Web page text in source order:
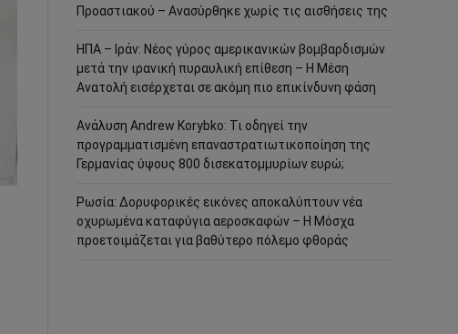
Προαστιακού – Ανασύρθηκε χωρίς τις αισθήσεις της
ΗΠΑ – Ιράν: Νέος γύρος αμερικανικών βομβαρδισμών
μετά την ιρανική πυραυλική επίθεση – Η Μέση
Ανατολή εισέρχεται σε ακόμη πιο επικίνδυνη φάση
Ανάλυση Andrew Korybko: Τι οδηγεί την
προγραμματισμένη επαναστρατιωτικοποίηση της
Γερμανίας ύψους 800 δισεκατομμυρίων ευρώ;
Ρωσία: Δορυφορικές εικόνες αποκαλύπτουν νέα
οχυρωμένα καταφύγια αεροσκαφών – Η Μόσχα
προετοιμάζεται για βαθύτερο πόλεμο φθοράς